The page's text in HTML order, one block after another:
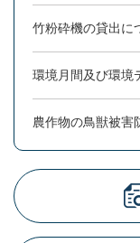
竹粉砕機の貸出に
環境月間及び環境
農作物の鳥獣被害